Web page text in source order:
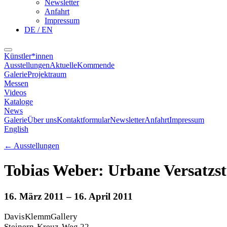
Newsletter
Anfahrt
Impressum
DE / EN
Künstler*innen
AusstellungenAktuelleKommende
GalerieProjektraum
Messen
Videos
Kataloge
News
GalerieÜber unsKontaktformularNewsletterAnfahrtImpressum
English
← Ausstellungen
Tobias Weber: Urbane
16. März 2011 – 16. April 2011
DavisKlemmGallery